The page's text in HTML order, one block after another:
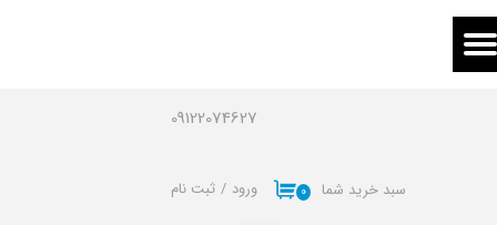
09122074627
۰ سبد خرید شما ورود / ثبت نام
حساب کاربری من
خروج از حساب کاربری